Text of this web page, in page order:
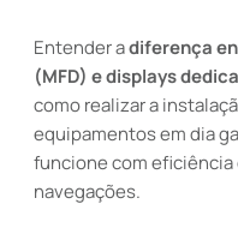
Entender adiferença
(MFD) e displays
como realizar a
equipamentos em dia
funcione com eficiência
navegações.